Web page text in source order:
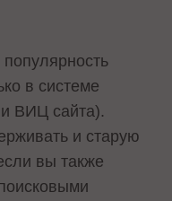
в системе
ВИЦ сайта).
и старую
вы также